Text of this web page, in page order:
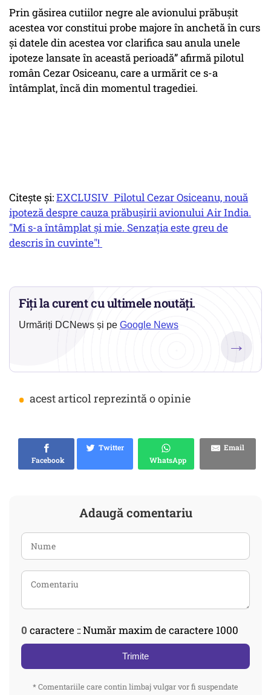
Prin găsirea cutiilor negre ale avionului prăbușit
acestea vor constitui probe majore în anchetă în curs
și datele din acestea vor clarifica sau anula unele
ipoteze lansate în această perioadă” afirmă pilotul
român Cezar Osiceanu, care a urmărit ce s-a
întâmplat, încă din momentul tragediei.
Citește și:EXCLUSIV Pilotul Cezar Osiceanu, nouă
ipoteză despre cauza prăbușirii avionului Air India.
"Mi s-a întâmplat și mie. Senzația este greu de
descris în cuvinte"!
Fiți la curent cu ultimele noutăți.
Urmăriți DCNews și pe Google News
→
• acest articol reprezintă o opinie
Facebook
Twitter
WhatsApp
Email
Adaugă comentariu
0 caractere :: Număr maxim de caractere 1000
Trimite
* Comentariile care contin limbaj vulgar vor fi suspendate